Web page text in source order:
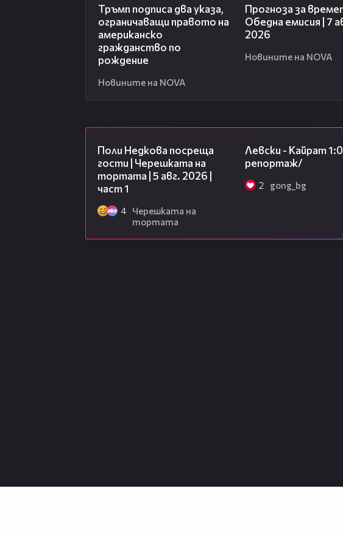
Тръмп подписа два указа,
ограничаващи правото на
американско
гражданство по
рождение
Новините на NOVA
Прогноза за
Обедна емисия | 7
2026
Новините на NOVA
Поли Недкова посреща
гости | Черешката на
тортата | 5 авг. 2026 |
част 1
4
Черешката на
тортата
Левски - Кайрат
репортаж/
2 gong_bg